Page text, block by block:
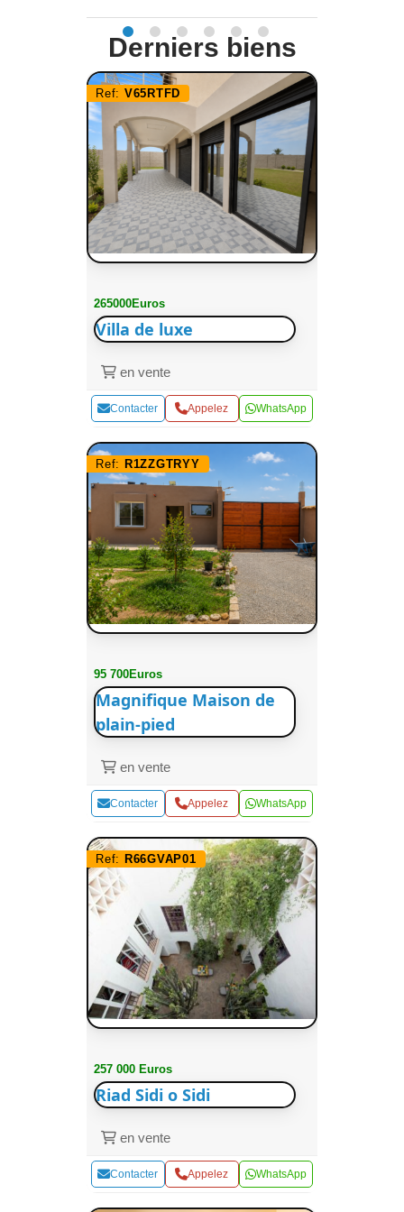
Derniers biens
Ref: V65RTFD
265000Euros
Villa de luxe
en vente
Contacter Appelez WhatsApp
Ref: R1ZZGTRYY
95 700Euros
Magnifique Maison de
plain-pied
en vente
Contacter Appelez WhatsApp
Ref: R66GVAP01
257 000 Euros
Riad Sidi o Sidi
en vente
Contacter Appelez WhatsApp